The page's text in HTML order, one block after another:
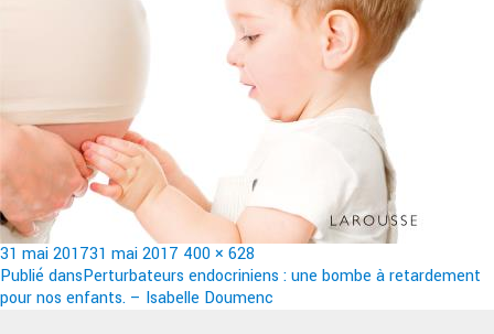
Publié
le
31 mai 201731 mai 2017 Taille
réelle
400 × 628
Navigation
de
Publié dansPerturbateurs endocriniens : une bombe à retardement
pour nos enfants. – Isabelle Doumenc